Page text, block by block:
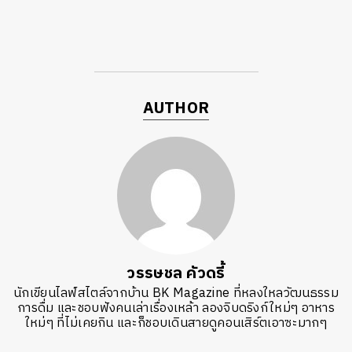
AUTHOR
วรรษชล คัวดรี้
นักเขียนไลฟ์สไตล์จากบ้าน BK Magazine ที่หลงใหลวัฒนธรรม
การดื่ม และชอบฟังคนเล่าเรื่องเหล้า ลองจิบดริงก์ใหม่ๆ อาหาร
ใหม่ๆ ที่ไม่เคยกิน และก็ชอบเดินสายดูคอนเสิร์ตเอาซะมากๆ